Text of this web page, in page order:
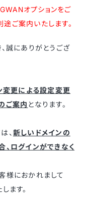
オプションをご
ご案内いたします。
誠にありがとうござ
変更による設定変更
ご案内 となります。
、 新しいドメインの
ログインができなく
様におかれまして
ます。